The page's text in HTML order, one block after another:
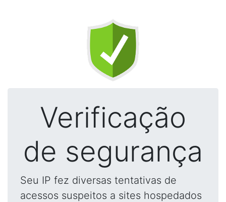
Verificação
de segurança
Seu IP fez diversas tentativas de
acessos suspeitos a sites hospedados